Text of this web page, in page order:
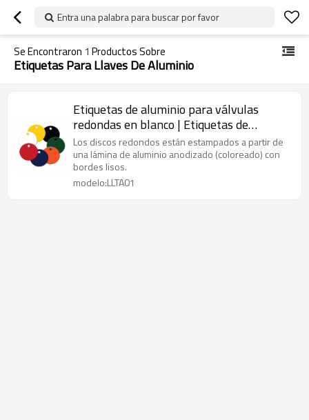
Entra una palabra para buscar por favor
Se Encontraron 1 Productos Sobre
Etiquetas Para Llaves De Aluminio
Etiquetas de aluminio para válvulas
redondas en blanco | Etiquetas de
aluminio para llaves | Litalock
Manufacturing
Los discos redondos están estampados a partir de
una lámina de aluminio anodizado (coloreado) con
bordes lisos.
modelo:LLTA01